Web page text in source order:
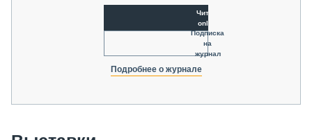
Читать
online
Подписка
на
журнал
Подробнее о журнале